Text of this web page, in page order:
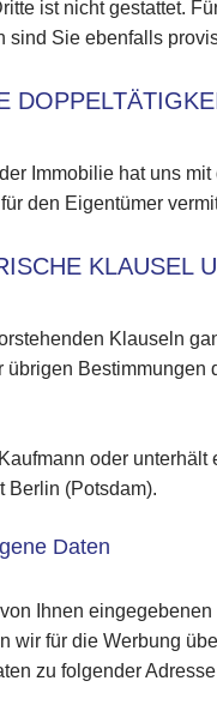
ist nicht gestattet.
sind Sie ebenfalls
Immobilie hat uns
den Eigentümer
KLAUSEL
Klauseln
übrigen Bestimmungen
oder
Berlin (Potsdam).
Daten
Ihnen
wir für die Werbung
zu folgender